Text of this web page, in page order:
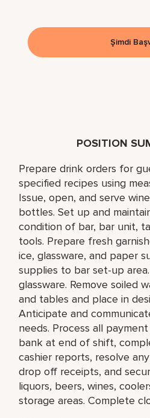
POSITION
Prepare drink orders for
specified recipes using
Issue, open, and serve
bottles. Set up and
condition of bar, bar unit,
tools. Prepare fresh
ice, glassware, and paper
supplies to bar set-up
glassware. Remove soiled
and tables and place in
Anticipate and
needs. Process all
bank at end of shift,
cashier reports, resolve
drop off receipts, and
liquors, beers, wines,
storage areas. Complete
Şimdi